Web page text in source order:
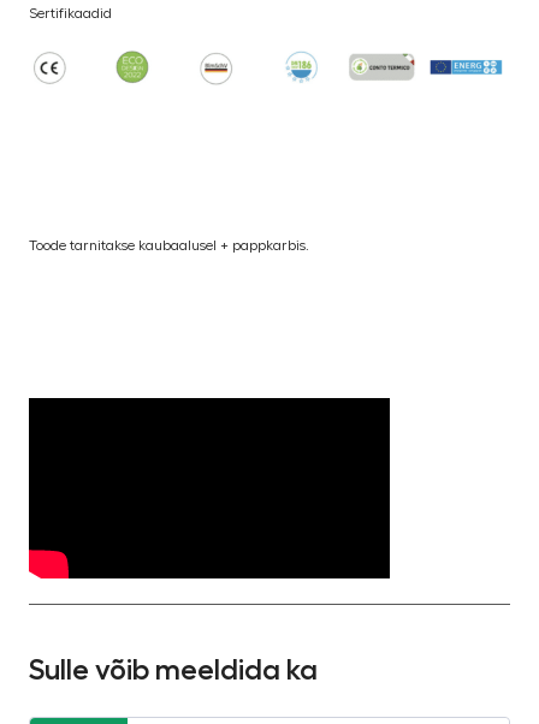
Sertifikaadid
Toode tarnitakse kaubaalusel + pappkarbis.
Sulle võib meeldida ka